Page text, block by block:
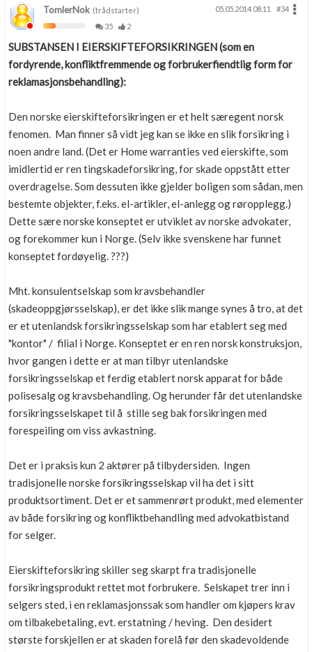
TomlerNok (trådstarter) 05.05.2014 08.11
#34
35
2
SUBSTANSEN I EIERSKIFTEFORSIKRINGEN (som en
fordyrende, konfliktfremmende og forbrukerfiendtlig form for
reklamasjonsbehandling):
Den norske eierskifteforsikringen er et helt særegent norsk
fenomen. Man finner så vidt jeg kan se ikke en slik forsikring i
noen andre land. (Det er Home warranties ved eierskifte, som
imidlertid er ren tingskadeforsikring, for skade oppstått etter
overdragelse. Som dessuten ikke gjelder boligen som sådan, men
bestemte objekter, f.eks. el-artikler, el-anlegg og røropplegg.)
Dette sære norske konseptet er utviklet av norske advokater,
og forekommer kun i Norge. (Selv ikke svenskene har funnet
konseptet fordøyelig. ???)
Mht. konsulentselskap som kravsbehandler
(skadeoppgjørsselskap), er det ikke slik mange synes å tro, at det
er et utenlandsk forsikringsselskap som har etablert seg med
"kontor" / filial i Norge. Konseptet er en ren norsk konstruksjon,
hvor gangen i dette er at man tilbyr utenlandske
forsikringsselskap et ferdig etablert norsk apparat for både
polisesalg og kravsbehandling. Og herunder får det utenlandske
forsikringsselskapet til å stille seg bak forsikringen med
forespeiling om viss avkastning.
Det er i praksis kun 2 aktører på tilbydersiden. Ingen
tradisjonelle norske forsikringsselskap vil ha det i sitt
produktsortiment. Det er et sammenrørt produkt, med elementer
av både forsikring og konfliktbehandling med advokatbistand
for selger.
Eierskifteforsikring skiller seg skarpt fra tradisjonelle
forsikringsprodukt rettet mot forbrukere. Selskapet trer inn i
selgers sted, i en reklamasjonssak som handler om kjøpers krav
om tilbakebetaling, evt. erstatning / heving. Den desidert
største forskjellen er at skaden forelå før den skadevoldende